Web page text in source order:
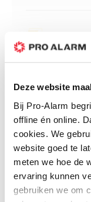
Deze website
Bij Pro-Alarm
offline én online.
cookies. We
website goed te
meten we hoe de
ervaring kunnen
gebruiken we om
U plaatst een
spectrum dome, 2
Uw waardering:
Prijs
Prijs / Kwaliteit
Kwaliteit